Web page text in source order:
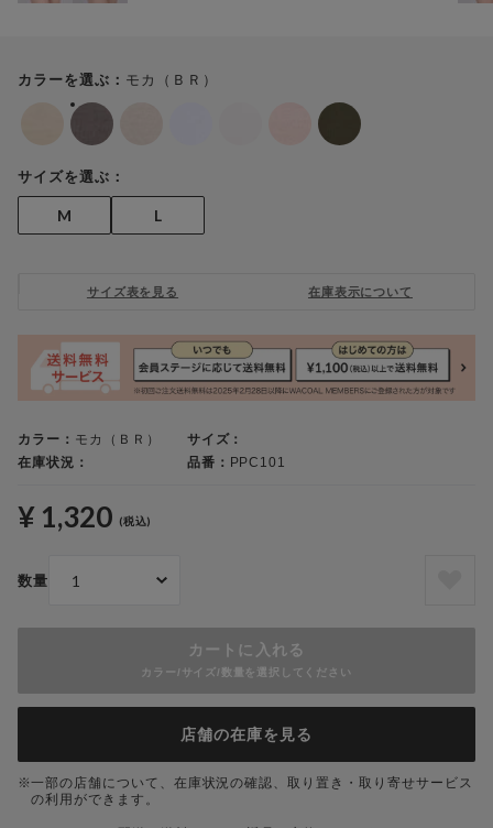
カラーを選ぶ： モカ（ＢＲ）
サイズを選ぶ：
M L
サイズ表を見る 在庫表示について
カラー： モカ（ＢＲ）
サイズ：
在庫状況：
品番： PPC101
¥ 1,320 (税込)
数量
カートに入れる
カラー/サイズ/数量を選択してください
店舗の在庫を見る
一部の店舗について、在庫状況の確認、取り置き・取り寄せサービス
の利用ができます。